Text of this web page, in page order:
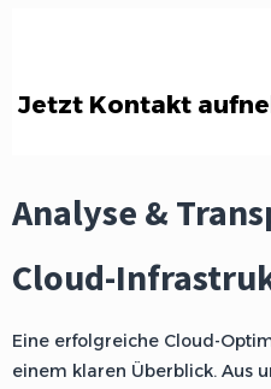
Jetzt Kontakt
Analyse &
Cloud-
Eine erfolgreiche Cloud-
einem klaren Überblick. Aus